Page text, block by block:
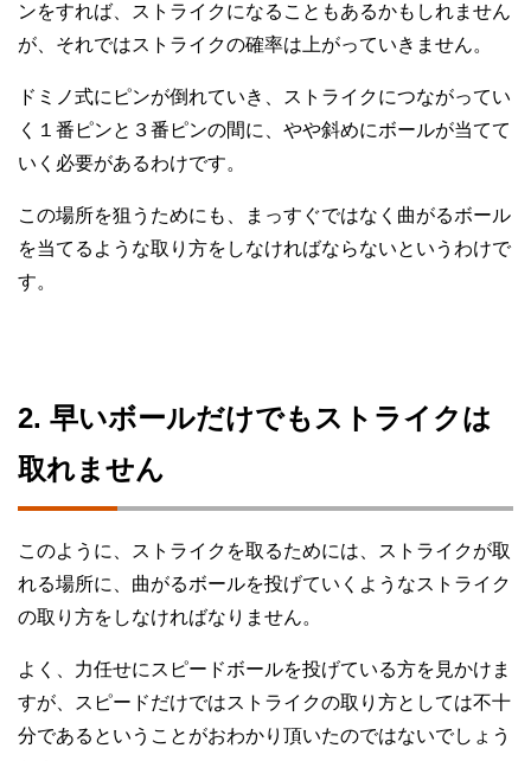
ンをすれば、ストライクになることもあるかもしれません
が、それではストライクの確率は上がっていきません。
ドミノ式にピンが倒れていき、ストライクにつながってい
く１番ピンと３番ピンの間に、やや斜めにボールが当てて
いく必要があるわけです。
この場所を狙うためにも、まっすぐではなく曲がるボール
を当てるような取り方をしなければならないというわけで
す。
2. 早いボールだけでもストライクは
取れません
このように、ストライクを取るためには、ストライクが取
れる場所に、曲がるボールを投げていくようなストライク
の取り方をしなければなりません。
よく、力任せにスピードボールを投げている方を見かけま
すが、スピードだけではストライクの取り方としては不十
分であるということがおわかり頂いたのではないでしょう